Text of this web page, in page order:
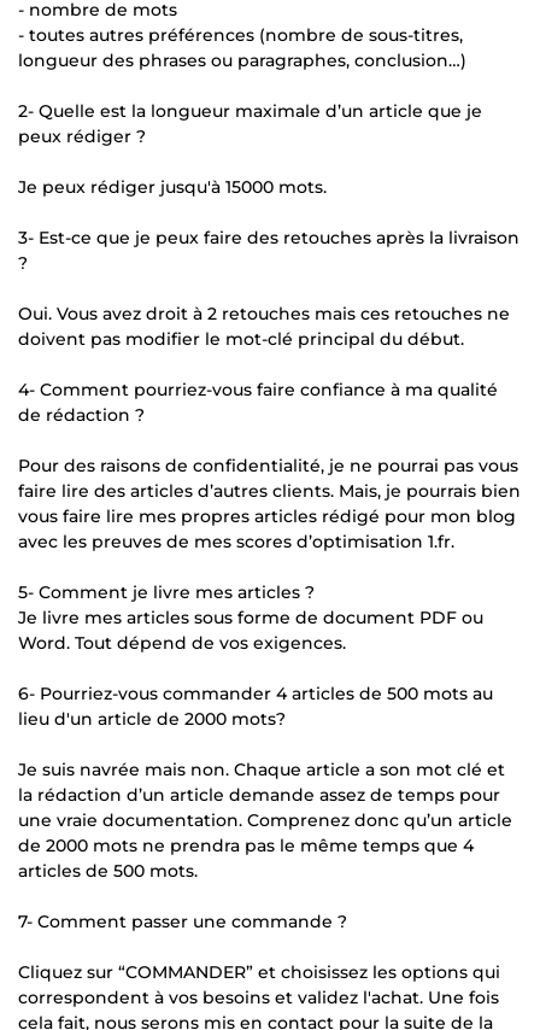
- nombre de mots
- toutes autres préférences (nombre de sous-titres,
longueur des phrases ou paragraphes, conclusion…)
2- Quelle est la longueur maximale d’un article que je
peux rédiger ?
Je peux rédiger jusqu'à 15000 mots.
3- Est-ce que je peux faire des retouches après la livraison
?
Oui. Vous avez droit à 2 retouches mais ces retouches ne
doivent pas modifier le mot-clé principal du début.
4- Comment pourriez-vous faire confiance à ma qualité
de rédaction ?
Pour des raisons de confidentialité, je ne pourrai pas vous
faire lire des articles d’autres clients. Mais, je pourrais bien
vous faire lire mes propres articles rédigé pour mon blog
avec les preuves de mes scores d’optimisation 1.fr.
5- Comment je livre mes articles ?
Je livre mes articles sous forme de document PDF ou
Word. Tout dépend de vos exigences.
6- Pourriez-vous commander 4 articles de 500 mots au
lieu d'un article de 2000 mots?
Je suis navrée mais non. Chaque article a son mot clé et
la rédaction d’un article demande assez de temps pour
une vraie documentation. Comprenez donc qu’un article
de 2000 mots ne prendra pas le même temps que 4
articles de 500 mots.
7- Comment passer une commande ?
Cliquez sur “COMMANDER” et choisissez les options qui
correspondent à vos besoins et validez l'achat. Une fois
cela fait, nous serons mis en contact pour la suite de la